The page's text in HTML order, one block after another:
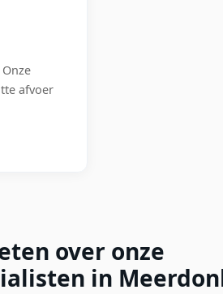
afvoer
over onze
in